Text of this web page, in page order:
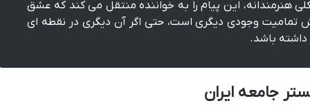
این پیام را به خواننده منتقل می کند که عشق
تمامیت وجودی دیگری است، حتی اگر آن دیگری در نقطه ای
داشته باشد.
جامعه ایران